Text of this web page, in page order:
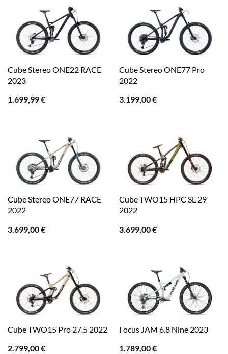
Cube Stereo ONE22 RACE
2023
1.699,99€
Cube Stereo ONE77 Pro
2022
3.199,00€
Cube Stereo ONE77 RACE
2022
3.699,00€
Cube TWO15 HPC SL 29
2022
3.699,00€
Cube TWO15 Pro 27.5 2022
2.799,00€
Focus JAM 6.8 Nine 2023
1.789,00€